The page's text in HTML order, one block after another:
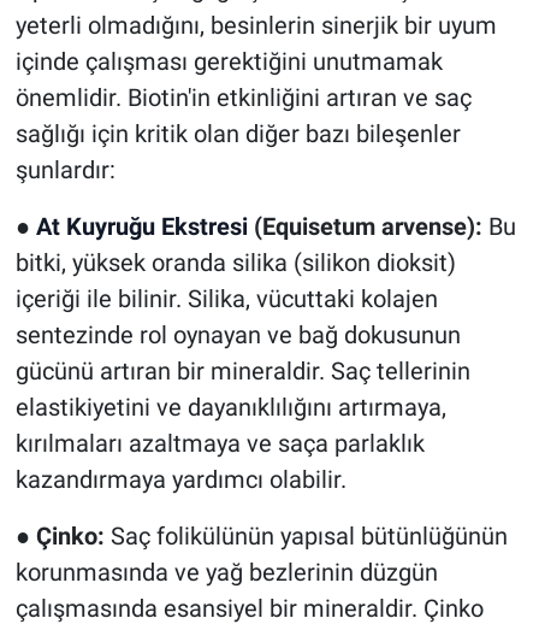
yeterli olmadığını, besinlerin sinerjik bir uyum
içinde çalışması gerektiğini unutmamak
önemlidir. Biotin'in etkinliğini artıran ve saç
sağlığı için kritik olan diğer bazı bileşenler
şunlardır:
● At Kuyruğu Ekstresi(Equisetum arvense): Bu
bitki, yüksek oranda silika (silikon dioksit)
içeriği ile bilinir. Silika, vücuttaki kolajen
sentezinde rol oynayan ve bağ dokusunun
gücünü artıran bir mineraldir. Saç tellerinin
elastikiyetini ve dayanıklılığını artırmaya,
kırılmaları azaltmaya ve saça parlaklık
kazandırmaya yardımcı olabilir.
● Çinko: Saç folikülünün yapısal bütünlüğünün
korunmasında ve yağ bezlerinin düzgün
çalışmasında esansiyel bir mineraldir. Çinko